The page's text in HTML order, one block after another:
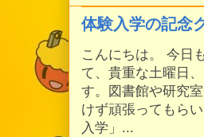
体験入学の記念
こんにちは。 今日
て、貴重な土曜日
す。図書館や研究
けず頑張ってもら
入学」...